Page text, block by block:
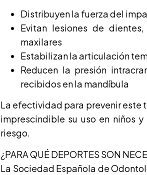
Distribuyen la fuerza del
Evitan lesiones de
maxilares
Estabilizan la articulación
Reducen la presión
recibidos en la mandíbula
La efectividad para prevenir este
imprescindible su uso en niños
riesgo.
¿PARA QUÉ DEPORTES SON
La Sociedad Española de